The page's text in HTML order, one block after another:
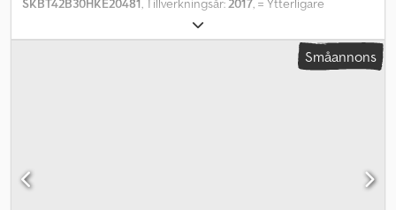
alternativ och utrustning = - Skivbromssystem Credpjxnb I Asfx
Aknof = Ytterligare information = Tjänstevikt: 6 000 kg
Lastkapacitet: 39 000 kg Totalvikt: 45 000 kg Framdäck: 385/65 R
Småannons